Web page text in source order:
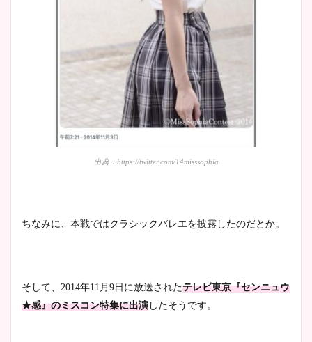
出典：https://twitter.com/14misssophia
ちなみに、本戦ではクラシックバレエを披露したのだとか。
そして、2014年11月9日に放送されたテレビ東京『センニュウ
★感』のミスコン特集に出演 したそうです。